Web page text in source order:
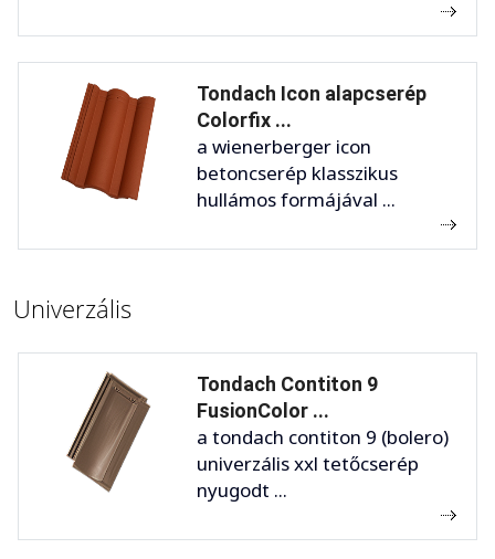
Tondach Icon alapcserép
Colorfix ...
a wienerberger icon
betoncserép klasszikus
hullámos formájával ...
Univerzális
Tondach Contiton 9
FusionColor ...
a tondach contiton 9 (bolero)
univerzális xxl tetőcserép
nyugodt ...